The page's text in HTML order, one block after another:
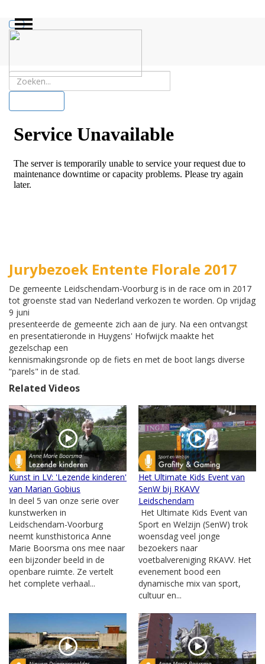
Jurybezoek Entente Florale 2017
De gemeente Leidschendam-Voorburg is in de race om in 2017
tot groenste stad van Nederland verkozen te worden. Op vrijdag
9 juni
presenteerde de gemeente zich aan de jury. Na een ontvangst
en presentatieronde in Huygens' Hofwijck maakte het
gezelschap een
kennismakingsronde op de fiets en met de boot langs diverse
“parels" in de stad.
Related Videos
Kunst in LV: 'Lezende kinderen'
van Marian Gobius
In deel 5 van onze serie over
kunstwerken in
Leidschendam-Voorburg
neemt kunsthistorica Anne
Marie Boorsma ons mee naar
een bijzonder beeld in de
openbare ruimte. Ze vertelt
het complete verhaal...
Het Ultimate Kids Event van
SenW bij RKAVV
Leidschendam
Het Ultimate Kids Event van
Sport en Welzijn (SenW) trok
woensdag veel jonge
bezoekers naar
voetbalvereniging RKAVV. Het
evenement bood een
dynamische mix van sport,
cultuur en...